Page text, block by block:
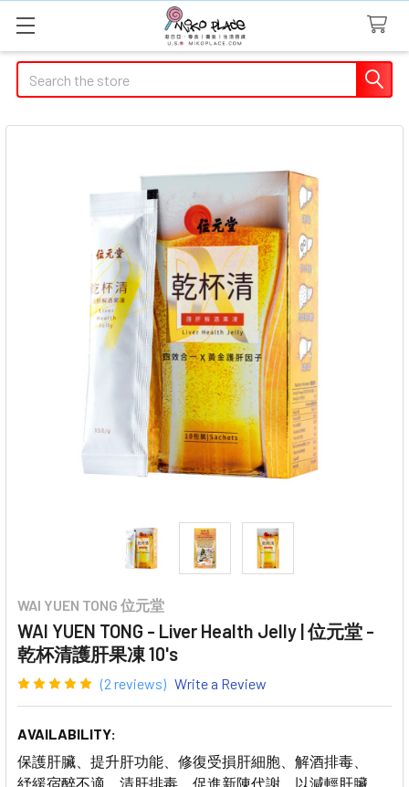
Search
WAI YUEN TONG 位元堂
WAI YUEN TONG - Liver Health Jelly | 位元堂 -
乾杯清護肝果凍 10's
(2 reviews) Write a Review
AVAILABILITY:
保護肝臟、提升肝功能、修復受損肝細胞、解酒排毒、
紓緩宿醉不適，清肝排毒，促進新陳代謝，以減輕肝臟